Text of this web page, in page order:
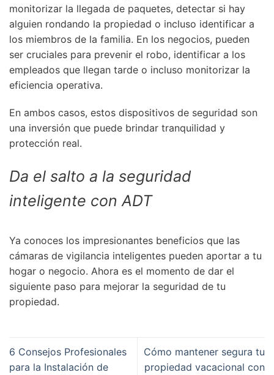
monitorizar la llegada de paquetes, detectar si hay
alguien rondando la propiedad o incluso identificar a
los miembros de la familia. En los negocios, pueden
ser cruciales para prevenir el robo, identificar a los
empleados que llegan tarde o incluso monitorizar la
eficiencia operativa.
En ambos casos, estos dispositivos de seguridad son
una inversión que puede brindar tranquilidad y
protección real.
Da el salto a la seguridad
inteligente con ADT
Ya conoces los impresionantes beneficios que las
cámaras de vigilancia inteligentes pueden aportar a tu
hogar o negocio. Ahora es el momento de dar el
siguiente paso para mejorar la seguridad de tu
propiedad.
6 Consejos Profesionales
para la Instalación de
Cómo mantener segura tu
propiedad vacacional con